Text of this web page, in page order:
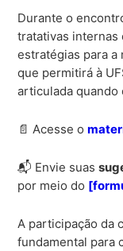
Durante o
tratativas internas
estratégias para
que permitirá à
articulada quando
📄 Acesse o
📬 Envie suas
por meio do
A participação da
fundamental para